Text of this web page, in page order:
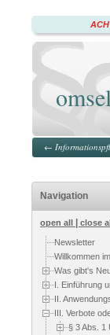
←
Navigation
open all close
Newsletter
Willkommen
Was gibt's
I. Einführung
II.
III. Verbote
§ 3 Abs. 1